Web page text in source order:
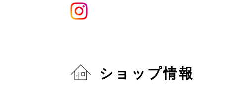
ショップ情報